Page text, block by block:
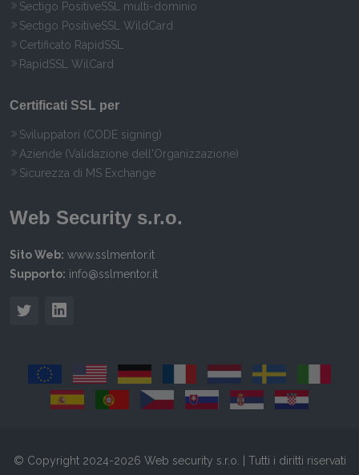
Sectigo PositiveSSL multi-dominio
Sectigo PositiveSSL WildCard
Certificato RapidSSL
RapidSSL WilCard
Certificati SSL per
Sviluppatori (CODE signing)
Aziende (Validazione dell'Organizzazione)
Sicurezza di MS Exchange
Web Security s.r.o.
Sito Web: www.sslmentor.it
Supporto: info@sslmentor.it
© Copyright 2024-2026 Web security s.r.o. | Tutti i diritti riservati